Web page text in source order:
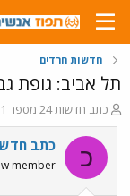
חדשות חרדים
תל אביב: גופת
פ
ו
ת
ח
ה
כתב חדשות 24 מספר 1
כ כתב חדשות 24
member